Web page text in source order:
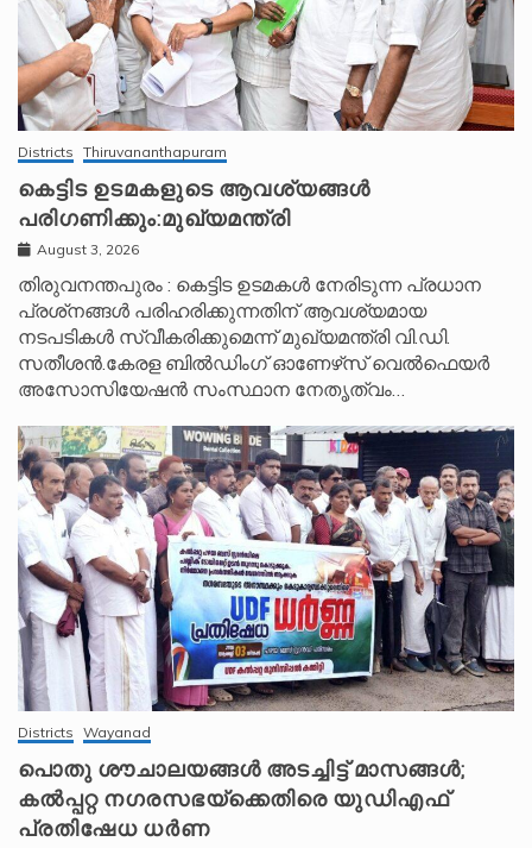
Districts Thiruvananthapuram
കെട്ടിട ഉടമകളുടെ ആവശ്യങ്ങൾ
പരിഗണിക്കും:മുഖ്യമന്ത്രി
August 3, 2026
തിരുവനന്തപുരം : കെട്ടിട ഉടമകൾ നേരിടുന്ന പ്രധാന
പ്രശ്‌നങ്ങൾ പരിഹരിക്കുന്നതിന് ആവശ്യമായ
നടപടികൾ സ്വീകരിക്കുമെന്ന് മുഖ്യമന്ത്രി വി.ഡി.
സതീശൻ.കേരള ബിൽഡിംഗ് ഓണേഴ്‌സ് വെൽഫെയർ
അസോസിയേഷൻ സംസ്ഥാന നേതൃത്വം…
Districts Wayanad
പൊതു ശൗചാലയങ്ങൾ അടച്ചിട്ട് മാസങ്ങൾ;
കൽപ്പറ്റ നഗരസഭയ്‌ക്കെതിരെ യുഡിഎഫ്
പ്രതിഷേധ ധർണ